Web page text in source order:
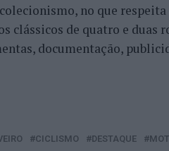
no que
clássicos de quatro e duas
documentação,
CICLISMO DESTAQUE